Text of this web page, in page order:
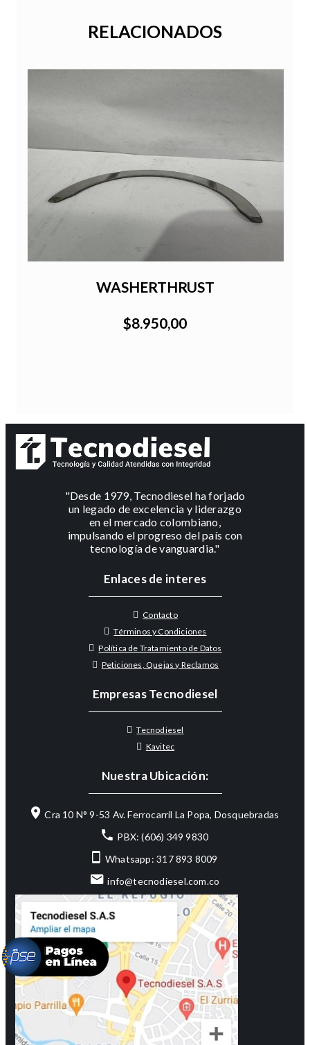
RELACIONADOS
WASHERTHRUST
$8.950,00
"Desde 1979, Tecnodiesel ha forjado
un legado de excelencia y liderazgo
en el mercado colombiano,
impulsando el progreso del país con
tecnología de vanguardia."
Enlaces de interes
Contacto
Términos y Condiciones
Política de Tratamiento de Datos
Peticiones, Quejas y Reclamos
Empresas Tecnodiesel
Tecnodiesel
Kavitec
Nuestra Ubicación:
Cra 10 N° 9-53 Av. Ferrocarril La Popa, Dosquebradas
PBX: (606) 349 9830
Whatsapp: 317 893 8009
info@tecnodiesel.com.co